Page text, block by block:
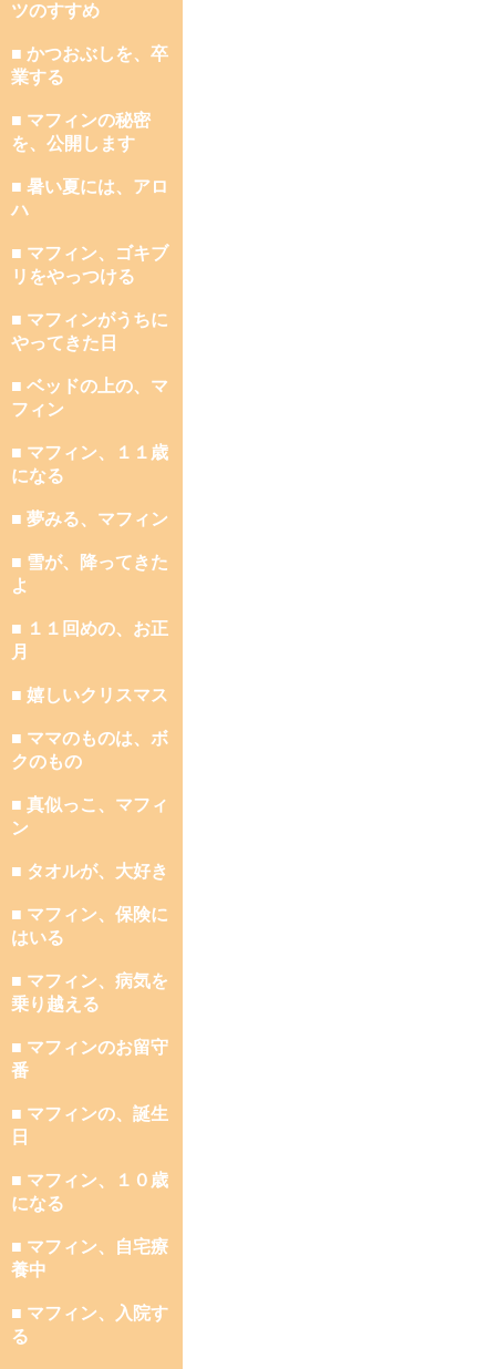
ツのすすめ
■ かつおぶしを、卒
業する
■ マフィンの秘密
を、公開します
■ 暑い夏には、アロ
ハ
■ マフィン、ゴキブ
リをやっつける
■ マフィンがうちに
やってきた日
■ ベッドの上の、マ
フィン
■ マフィン、１１歳
になる
■ 夢みる、マフィン
■ 雪が、降ってきた
よ
■ １１回めの、お正
月
■ 嬉しいクリスマス
■ ママのものは、ボ
クのもの
■ 真似っこ、マフィ
ン
■ タオルが、大好き
■ マフィン、保険に
はいる
■ マフィン、病気を
乗り越える
■ マフィンのお留守
番
■ マフィンの、誕生
日
■ マフィン、１０歳
になる
■ マフィン、自宅療
養中
■ マフィン、入院す
る